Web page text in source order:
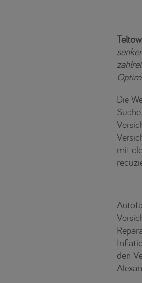
Die
mit
den